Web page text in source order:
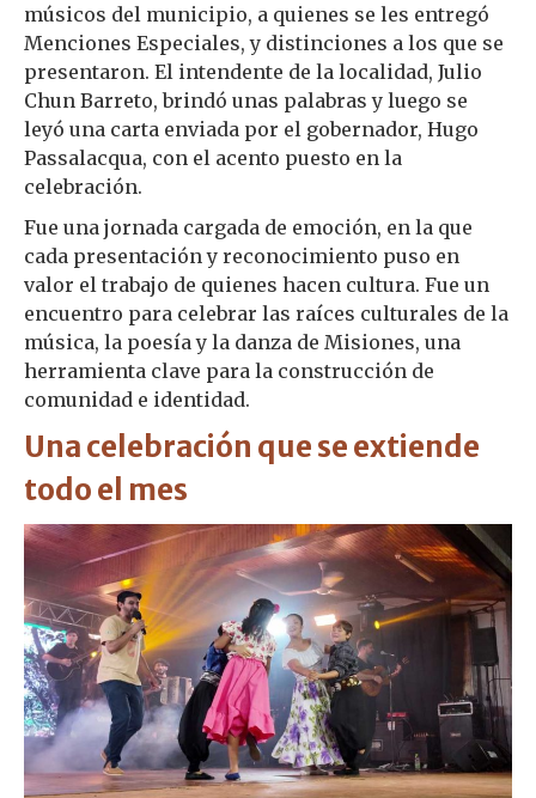
músicos del municipio, a quienes se les entregó
Menciones Especiales, y distinciones a los que se
presentaron. El intendente de la localidad, Julio
Chun Barreto, brindó unas palabras y luego se
leyó una carta enviada por el gobernador, Hugo
Passalacqua, con el acento puesto en la
celebración.
Fue una jornada cargada de emoción, en la que
cada presentación y reconocimiento puso en
valor el trabajo de quienes hacen cultura. Fue un
encuentro para celebrar las raíces culturales de la
música, la poesía y la danza de Misiones, una
herramienta clave para la construcción de
comunidad e identidad.
Una celebración que se extiende
todo el mes